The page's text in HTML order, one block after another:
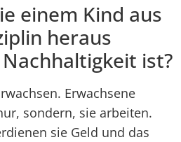
einem Kind aus
heraus
ist?
Erwachsene
sondern, sie arbeiten.
sie Geld und das